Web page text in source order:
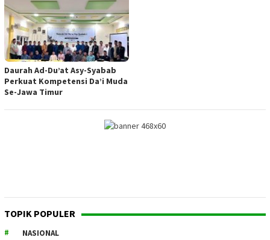
Daurah Ad-Du’at Asy-Syabab
Perkuat Kompetensi Da’i Muda
Se-Jawa Timur
TOPIK POPULER
NASIONAL